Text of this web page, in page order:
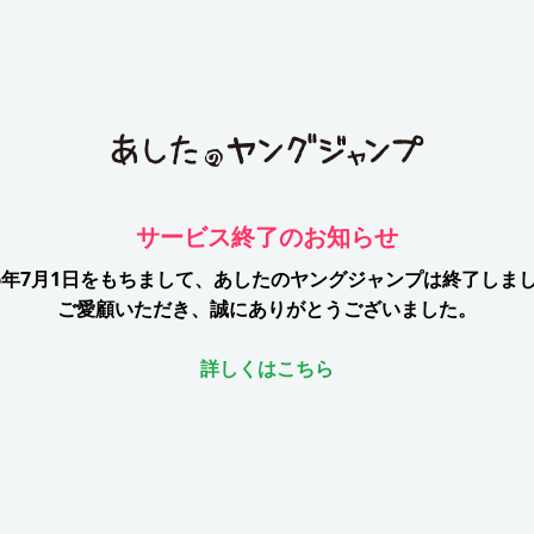
サービス終了のお知らせ
7月1日をもちまして、 あしたのヤングジャンプは終了しま
ご愛顧いただき、誠にありがとうございました。
詳しくはこちら